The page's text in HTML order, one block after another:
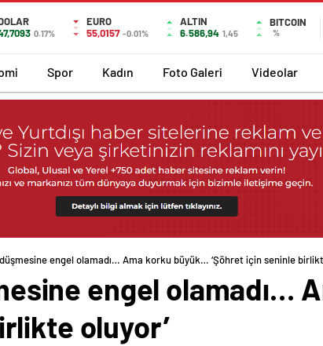
0.17%
EURO
55,0157 -0.01%
ALTIN
6.586,94 1,45
BITCOIN
%
Spor Kadın Foto Galeri Videolar
engel olamadı… Ama korku büyük… ‘Şöhret için seninle
engel olamadı…
oluyor’